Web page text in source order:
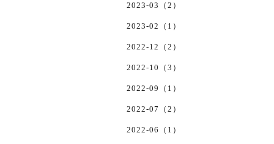
2023-03（2）
2023-02（1）
2022-12（2）
2022-10（3）
2022-09（1）
2022-07（2）
2022-06（1）